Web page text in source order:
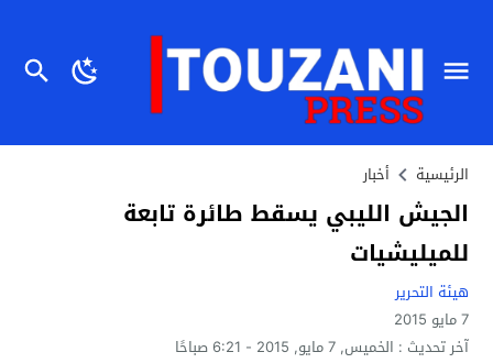
الرئيسية أخبار
الجيش الليبي يسقط طائرة تابعة
للميليشيات
هيئة التحرير
7 مايو 2015
آخر تحديث : الخميس, 7 مايو, 2015 - 6:21 صباحًا